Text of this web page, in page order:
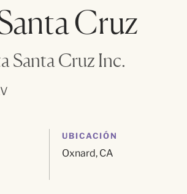
Cruz
Santa Cruz Inc.
UBICACIÓN
Oxnard, CA